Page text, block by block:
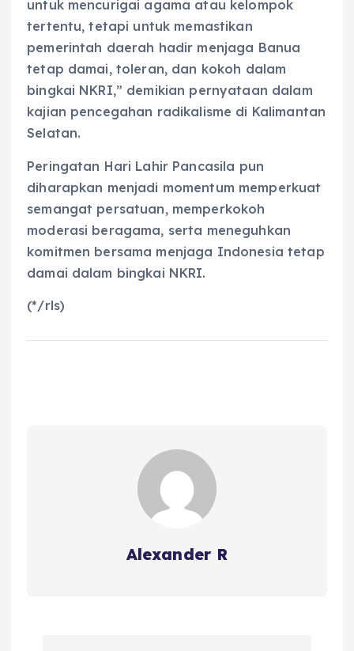
untuk mencurigai agama atau kelompok
tertentu, tetapi untuk memastikan
pemerintah daerah hadir menjaga Banua
tetap damai, toleran, dan kokoh dalam
bingkai NKRI,” demikian pernyataan dalam
kajian pencegahan radikalisme di Kalimantan
Selatan.
Peringatan Hari Lahir Pancasila pun
diharapkan menjadi momentum memperkuat
semangat persatuan, memperkokoh
moderasi beragama, serta meneguhkan
komitmen bersama menjaga Indonesia tetap
damai dalam bingkai NKRI.
(*/rls)
Alexander R